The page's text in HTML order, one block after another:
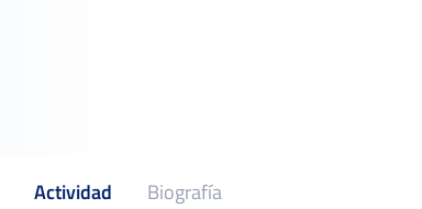
Actividad Biografía